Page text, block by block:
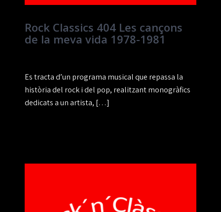
Rock Classics 404 Les cançons
de la meva vida 1978-1981
Es tracta d’un programa musical que repassa la
història del rock i del pop, realitzant monogràfics
dedicats a un artista, […]